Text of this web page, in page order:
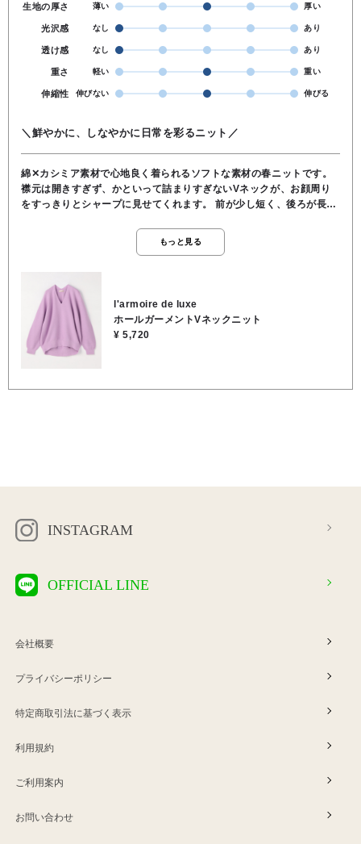
生地の厚さ 薄い 厚い
光沢感 なし あり
透け感 なし あり
重さ 軽い 重い
伸縮性 伸びない 伸びる
＼鮮やかに、しなやかに日常を彩るニット／
綿✕カシミア素材で心地良く着られるソフトな素材の春ニットです。
襟元は開きすぎず、かといって詰まりすぎないVネックが、お顔周り
をすっきりとシャープに見せてくれます。 前が少し短く、後ろが長め
気になるヒップ周りもさりげなくカバーしてくれます。 体のラインを
拾いすぎない程よい厚みがありつつ、落ち感も綺麗なので、着痩せ効
す。 肌の透明感をグッと引き立ててくれます。 きれいめなスラックス
やタイトスカートと合わせて、オフィススタイルやグレーやホワイト
のボトムとの相性が良く知的な印象になります。 ★着丈61cm/身幅
54cm/裄丈75cm ●手洗い可能 ●コットン95％, カシミヤ5％
もっと見る
l'armoire de luxe
ホールガーメントVネックニット
¥ 5,720
INSTAGRAM
OFFICIAL LINE
会社概要
プライバシーポリシー
特定商取引法に基づく表示
利用規約
ご利用案内
お問い合わせ